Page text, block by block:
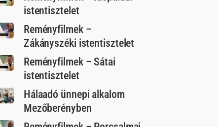
istentisztelet
Reményfilmek –
Zákányszéki istentisztelet
Reményfilmek – Sátai
istentisztelet
Hálaadó ünnepi alkalom
Mezőberényben